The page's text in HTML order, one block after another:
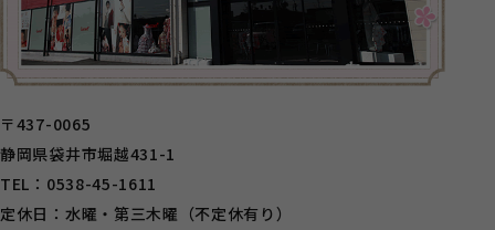
〒437-0065
静岡県袋井市堀越431-1
TEL：0538-45-1611
定休日：水曜・第三木曜（不定休有り）